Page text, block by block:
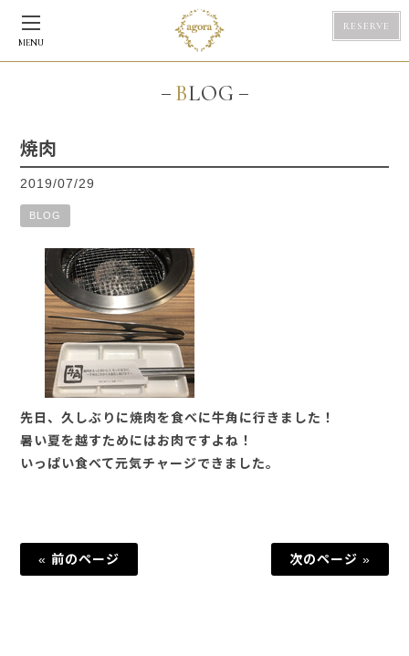
MENU
RESERVE
BLOG
焼肉
2019/07/29
BLOG
先日、久しぶりに焼肉を食べに牛角に行きました！
暑い夏を越すためにはお肉ですよね！
いっぱい食べて元気チャージできました。
« 前のページ 次のページ »